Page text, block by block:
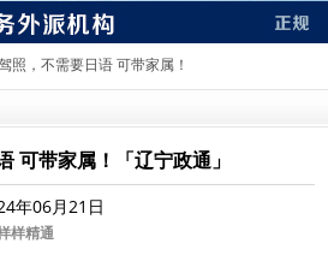
照，不需要日语 可带家属！
可带家属！「辽宁政通」
年06月21日
样精通